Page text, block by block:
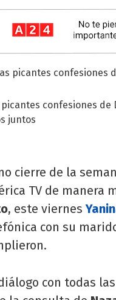
picantes confesiones de
juntos
cierre de la
TV de manera
, este viernes
con su
con todas